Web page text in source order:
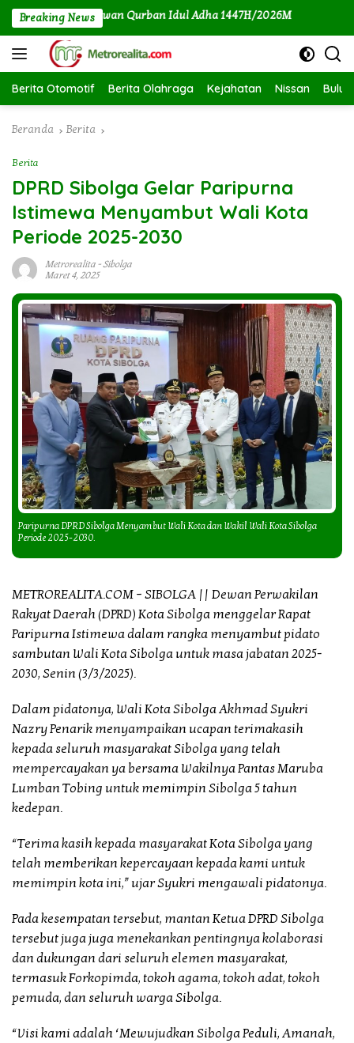
Langsung
Breaking News
Ekor Hewan Qurban Idul Adha 1447H/2026M
Berita Otomotif Berita Olahraga Kejahatan Nissan
Beranda Berita
Berita
DPRD Sibolga Gelar Paripurna
Istimewa Menyambut Wali Kota
Periode 2025-2030
Metrorealita -Sibolga
Maret 4, 2025
Paripurna DPRD Sibolga Menyambut Wali Kota dan Wakil Wali Kota Sibolga
Periode 2025-2030.
METROREALITA.COM – SIBOLGA || Dewan Perwakilan
Rakyat Daerah (DPRD) Kota Sibolga menggelar Rapat
Paripurna Istimewa dalam rangka menyambut pidato
sambutan Wali Kota Sibolga untuk masa jabatan 2025-
2030, Senin (3/3/2025).
Dalam pidatonya, Wali Kota Sibolga Akhmad Syukri
Nazry Penarik menyampaikan ucapan terimakasih
kepada seluruh masyarakat Sibolga yang telah
mempercayakan ya bersama Wakilnya Pantas Maruba
Lumban Tobing untuk memimpin Sibolga 5 tahun
kedepan.
“Terima kasih kepada masyarakat Kota Sibolga yang
telah memberikan kepercayaan kepada kami untuk
memimpin kota ini,” ujar Syukri mengawali pidatonya.
Pada kesempatan tersebut, mantan Ketua DPRD Sibolga
tersebut juga juga menekankan pentingnya kolaborasi
dan dukungan dari seluruh elemen masyarakat,
termasuk Forkopimda, tokoh agama, tokoh adat, tokoh
pemuda, dan seluruh warga Sibolga.
“Visi kami adalah ‘Mewujudkan Sibolga Peduli, Amanah,